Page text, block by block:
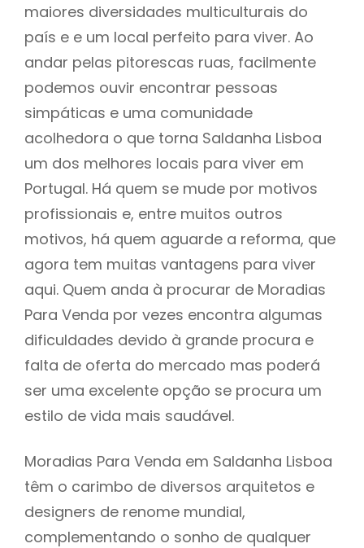
maiores diversidades multiculturais do
país e e um local perfeito para viver. Ao
andar pelas pitorescas ruas, facilmente
podemos ouvir encontrar pessoas
simpáticas e uma comunidade
acolhedora o que torna Saldanha Lisboa
um dos melhores locais para viver em
Portugal. Há quem se mude por motivos
profissionais e, entre muitos outros
motivos, há quem aguarde a reforma, que
agora tem muitas vantagens para viver
aqui. Quem anda à procurar de Moradias
Para Venda por vezes encontra algumas
dificuldades devido à grande procura e
falta de oferta do mercado mas poderá
ser uma excelente opção se procura um
estilo de vida mais saudável.
Moradias Para Venda em Saldanha Lisboa
têm o carimbo de diversos arquitetos e
designers de renome mundial,
complementando o sonho de qualquer